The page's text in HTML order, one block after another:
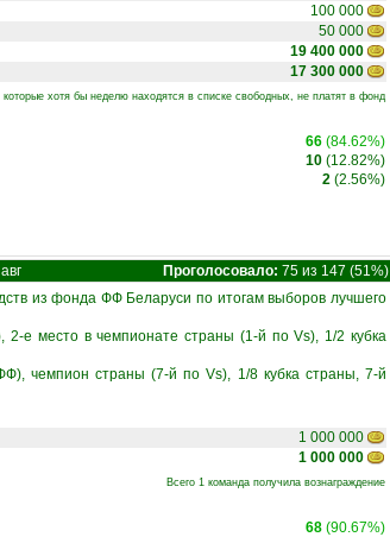
100 000
50 000
19 400 000
17 300 000
хотя бы неделю находятся в списке свободных, не платят в фонд
66 (84.62%)
10 (12.82%)
2 (2.56%)
Проголосовало: 75 из 147 (51%)
из фонда ФФ Беларуси по итогам выборов лучшего
е место в чемпионате страны (1-й по Vs), 1/2 кубка
чемпион страны (7-й по Vs), 1/8 кубка страны, 7-й
1 000 000
1 000 000
Всего 1 команда получила вознаграждение
68 (90.67%)